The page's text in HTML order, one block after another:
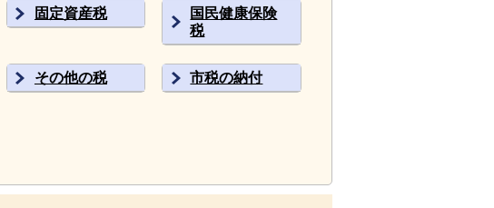
固定資産税
国民健康保険
税
その他の税 市税の納付